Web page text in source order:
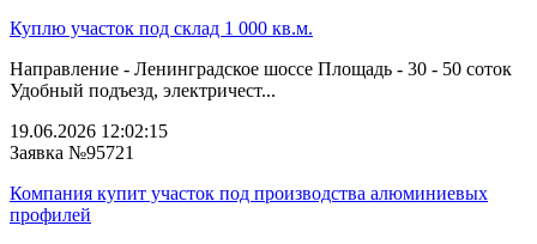
Куплю участок под склад 1 000 кв.м.
Направление - Ленинградское шоссе Площадь - 30 - 50 соток
Удобный подъезд, электричест...
19.06.2026 12:02:15
Заявка №95721
Компания купит участок под производства алюминиевых
профилей